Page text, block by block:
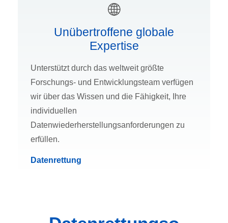
Unübertroffene globale
Expertise
Unterstützt durch das weltweit größte
Forschungs- und Entwicklungsteam verfügen
wir über das Wissen und die Fähigkeit, Ihre
individuellen
Datenwiederherstellungsanforderungen zu
erfüllen.
Datenrettung